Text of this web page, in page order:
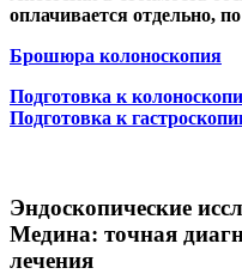
оплачивается отдельно,
Брошюра колоноскопия
Подготовка к
Подготовка к
Эндоскопические
Медина: точная
лечения